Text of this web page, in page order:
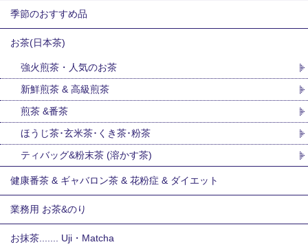
季節のおすすめ品
お茶(日本茶)
強火煎茶・人気のお茶
新鮮煎茶 & 高級煎茶
煎茶 &番茶
ほうじ茶･玄米茶･くき茶･粉茶
ティバッグ&粉末茶 (溶かす茶)
健康番茶 & ギャバロン茶 & 花粉症 & ダイエット
業務用 お茶&のり
お抹茶....... Uji・Matcha